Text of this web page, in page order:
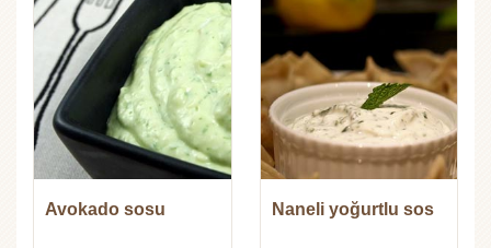
Avokado sosu Naneli yoğurtlu sos